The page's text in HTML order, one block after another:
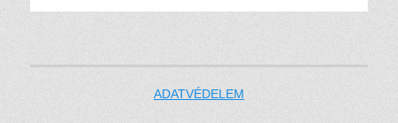
ADATVÉDELEM